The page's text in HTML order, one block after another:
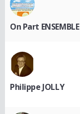
On Part ENSEMBLE
Philippe JOLLY